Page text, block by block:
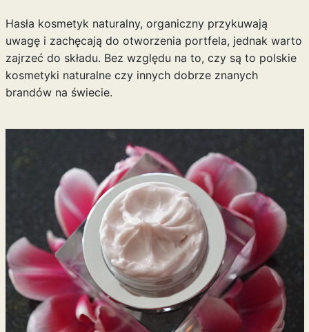
Hasła kosmetyk naturalny, organiczny przykuwają
uwagę i zachęcają do otworzenia portfela, jednak warto
zajrzeć do składu. Bez względu na to, czy są to polskie
kosmetyki naturalne czy innych dobrze znanych
brandów na świecie.